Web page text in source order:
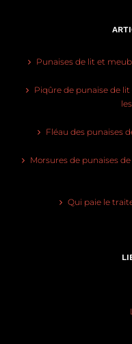
Punaises de lit et
Piqûre de punaise de
Fléau des punaises
Morsures de punaises
Qui paie le